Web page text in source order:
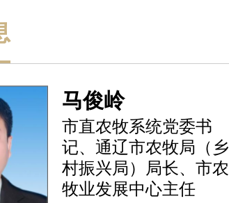
马俊岭
市直农牧系统党委书
记、通辽市农牧局（乡
村振兴局）局长、市农
牧业发展中心主任